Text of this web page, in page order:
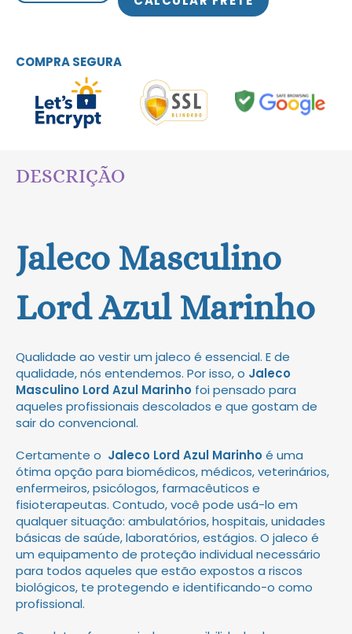
COMPRA SEGURA
DESCRIÇÃO
Jaleco Masculino
Lord Azul Marinho
Qualidade ao vestir um jaleco é essencial. E de
qualidade, nós entendemos. Por isso, o Jaleco
Masculino Lord Azul Marinho foi pensado para
aqueles profissionais descolados e que gostam de
sair do convencional.
Certamente o Jaleco Lord Azul Marinhoé uma
ótima opção para biomédicos, médicos, veterinários,
enfermeiros, psicólogos, farmacêuticos e
fisioterapeutas. Contudo, você pode usá-lo em
qualquer situação: ambulatórios, hospitais, unidades
básicas de saúde, laboratórios, estágios. O jaleco é
um equipamento de proteção individual necessário
para todos aqueles que estão expostos a riscos
biológicos, te protegendo e identificando-o como
profissional.